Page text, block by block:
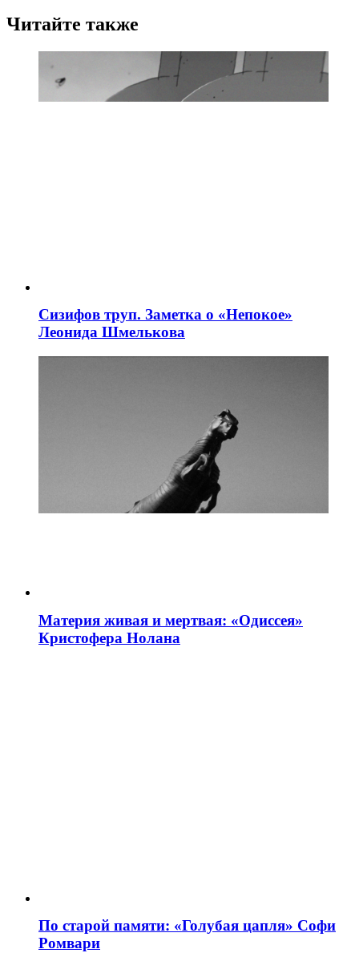
Читайте также
Сизифов труп. Заметка о «Непокое»
Леонида Шмелькова
Материя живая и мертвая: «Одиссея»
Кристофера Нолана
По старой памяти: «Голубая цапля» Софи
Ромвари